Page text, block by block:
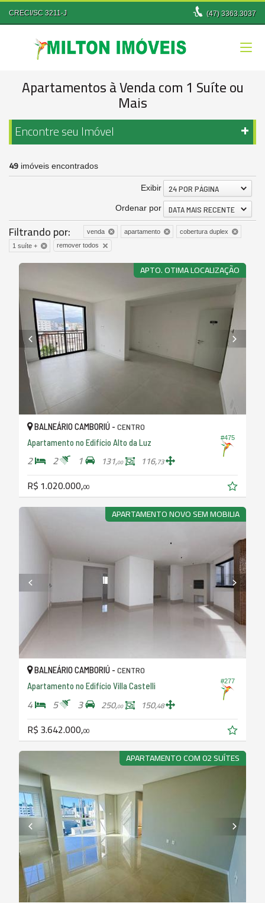
CRECI/SC 3211-J (47)3363.3037
Apartamentos à Venda com 1 Suíte ou
Mais
Encontre seu Imóvel
49 imóveis encontrados
Exibir 24 POR PÁGINA
Ordenar por DATA MAIS RECENTE
Filtrando por: venda apartamento
cobertura duplex
1 suíte +
remover todos
APTO. OTIMA LOCALIZAÇÃO
#475
BALNEÁRIO CAMBORIÚ - CENTRO
Apartamento no Edifício Alto da Luz
2 2 1 131,00 116,73
R$ 1.020.000,00
APARTAMENTO NOVO SEM MOBILIA
#277
BALNEÁRIO CAMBORIÚ - CENTRO
Apartamento no Edifício Villa Castelli
4 5 3 250,00 150,48
R$ 3.642.000,00
APARTAMENTO COM 02 SUÍTES